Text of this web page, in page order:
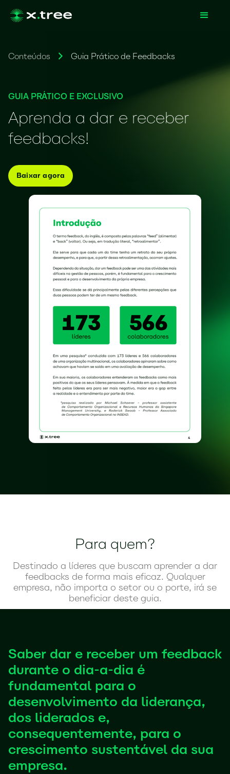
Conteúdos Guia Prático de Feedbacks
GUIA PRÁTICO E EXCLUSIVO
Aprenda a dar e receber
feedbacks!
Baixar agora
Para quem?
Destinado a líderes que buscam aprender a dar
feedbacks de forma mais eficaz. Qualquer
empresa, não importa o setor ou o porte, irá se
beneficiar deste guia.
Saber dar e receber um feedback
durante o dia-a-dia é
fundamental para o
desenvolvimento da liderança,
dos liderados e,
consequentemente, para o
crescimento sustentável da sua
empresa.